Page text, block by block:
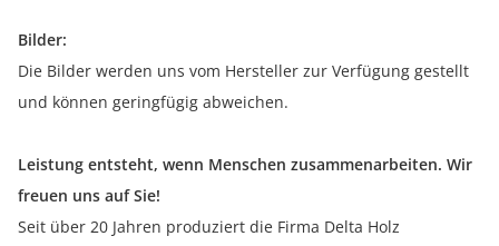
Bilder:
Die Bilder werden uns vom Hersteller zur Verfügung gestellt
und können geringfügig abweichen.
Leistung entsteht, wenn Menschen zusammenarbeiten. Wir
freuen uns auf Sie!
Seit über 20 Jahren produziert die Firma Delta Holz